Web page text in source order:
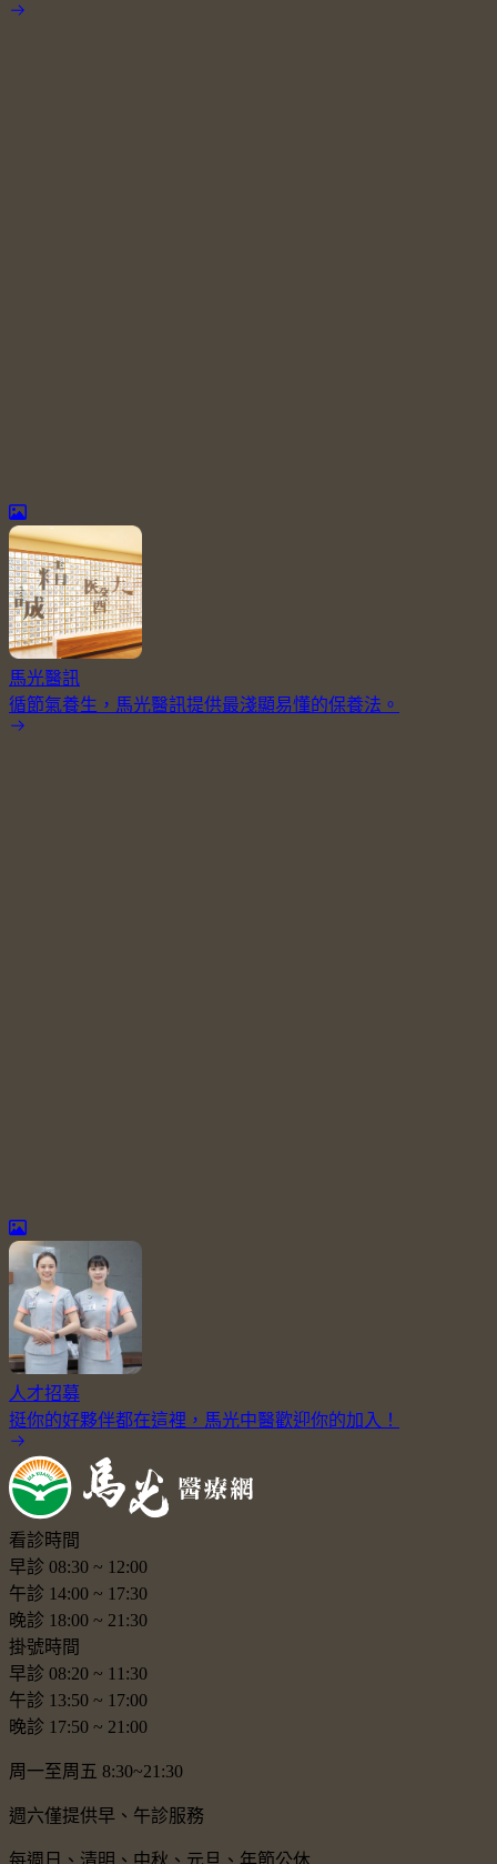
馬光醫訊
循節氣養生，馬光醫訊提供最淺顯易懂的保養法。
人才招募
挺你的好夥伴都在這裡，馬光中醫歡迎你的加入！
看診時間
早診 08:30 ~ 12:00
午診 14:00 ~ 17:30
晚診 18:00 ~ 21:30
掛號時間
早診 08:20 ~ 11:30
午診 13:50 ~ 17:00
晚診 17:50 ~ 21:00
周一至周五 8:30~21:30
週六僅提供早、午診服務
每週日、清明、中秋、元旦、年節公休